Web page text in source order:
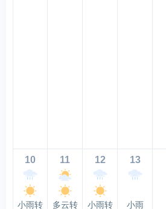
10
小雨转
11
多云转
12
小雨转
13
小雨